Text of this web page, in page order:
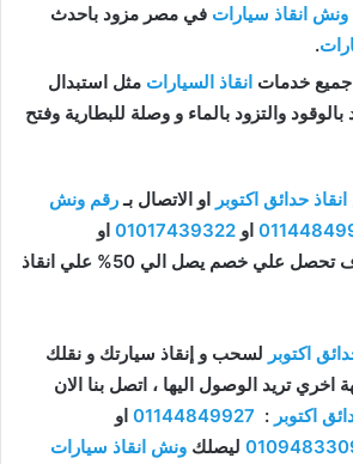
انقاذ سيارات في مصر مزود باحدث
.
جميع خدمات انقاذ السيارات مثل استبدال
بالوقود والتزود بالماء و وصلة للبطارية وفتح
حدائق اكتوبر او الاتصال بـرقم ونش
او 01017439322 او
سوف تحصل علي خصم يصل الي 50% علي انقاذ
اكتوبر لسحب و إنقاذ سيارتك و نقلك
اخري تريد الوصول اليها ، اتصل بنا الان
اكتوبر :
01144849927 او
ليصلك ونش انقاذ سيارات